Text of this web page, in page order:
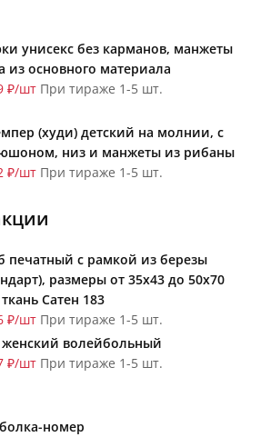
унисекс без карманов, манжеты
из основного материала
₽/шт При тираже 1-5 шт.
(худи) детский на молнии, с
низ и манжеты из рибаны
₽/шт При тираже 1-5 шт.
печатный с рамкой из березы
размеры от 35х43 до 50х70
Сатен 183
₽/шт При тираже 1-5 шт.
волейбольный
₽/шт При тираже 1-5 шт.
номер